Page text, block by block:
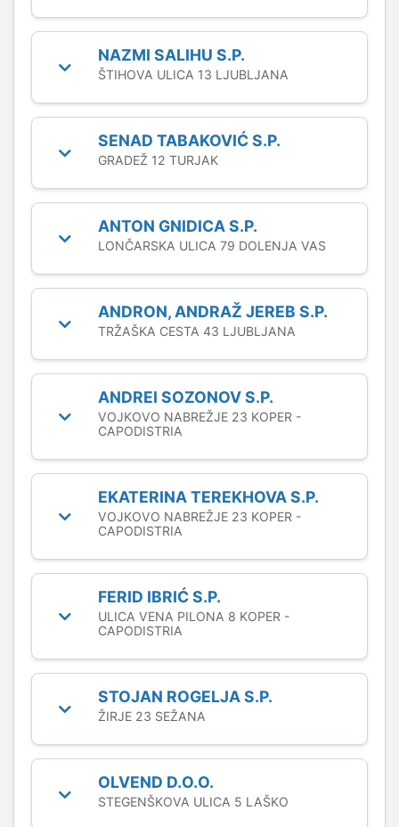
NAZMI SALIHU S.P.
ŠTIHOVA ULICA 13 LJUBLJANA
SENAD TABAKOVIĆ S.P.
GRADEŽ 12 TURJAK
ANTON GNIDICA S.P.
LONČARSKA ULICA 79 DOLENJA VAS
ANDRON, ANDRAŽ JEREB S.P.
TRŽAŠKA CESTA 43 LJUBLJANA
ANDREI SOZONOV S.P.
VOJKOVO NABREŽJE 23 KOPER -
CAPODISTRIA
EKATERINA TEREKHOVA S.P.
VOJKOVO NABREŽJE 23 KOPER -
CAPODISTRIA
FERID IBRIĆ S.P.
ULICA VENA PILONA 8 KOPER -
CAPODISTRIA
STOJAN ROGELJA S.P.
ŽIRJE 23 SEŽANA
OLVEND D.O.O.
STEGENŠKOVA ULICA 5 LAŠKO